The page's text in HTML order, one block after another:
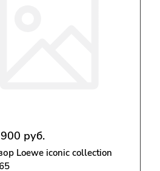
руб.
Loewe iconic collection